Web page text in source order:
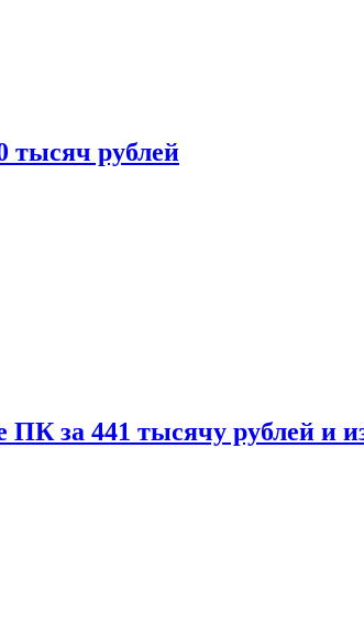
тысяч рублей
за 441 тысячу рублей и